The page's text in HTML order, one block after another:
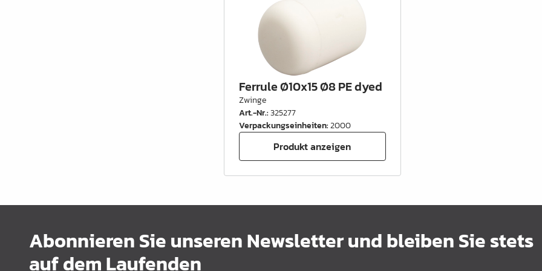
Ferrule Ø10x15 Ø8 PE dyed
Zwinge
Art.-Nr.:325277
Verpackungseinheiten:2000
Produkt anzeigen
Abonnieren Sie unseren Newsletter und bleiben Sie stets
auf dem Laufenden